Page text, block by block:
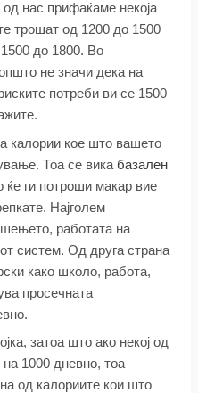
нас прифаќаме некоја
трошат од 1200 до 1500
до 1800. Во
не значи дека на
потреби ви се 1500
калории кое што вашето
Тоа се вика базален
ќе ги потроши макар вие
Најголем
работата на
систем. Од друга страна
како школо, работа,
просечната
затоа што ако некој од
1000 дневно, тоа
од калориите кои што